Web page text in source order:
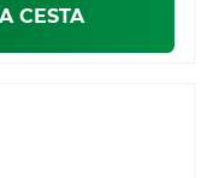
CESTA